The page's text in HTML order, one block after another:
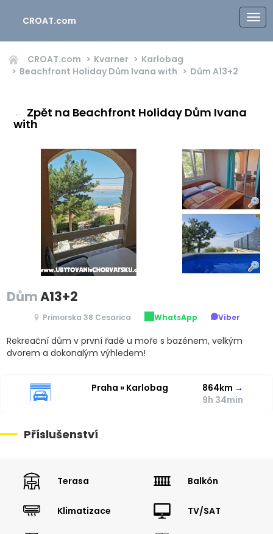
CROAT.com
CROAT.com Kvarner
Karlobag
Beachfront Holiday Dům Ivana with
Dům A13+2
← Zpět na Beachfront Holiday Dům Ivana
with
DůmA13+2
Primorska 38 Cesarica WhatsApp Viber
Rekreační dům v první řadě u moře s bazénem, velkým
dvorem a dokonalým výhledem!
Praha » Karlobag 864km →
9h 34min
Příslušenství
Terasa Balkón
Klimatizace TV/SAT